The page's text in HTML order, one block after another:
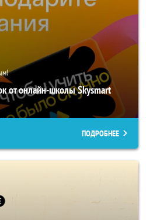
от онлайн-школы Skysmart
ПОДРОБНЕЕ